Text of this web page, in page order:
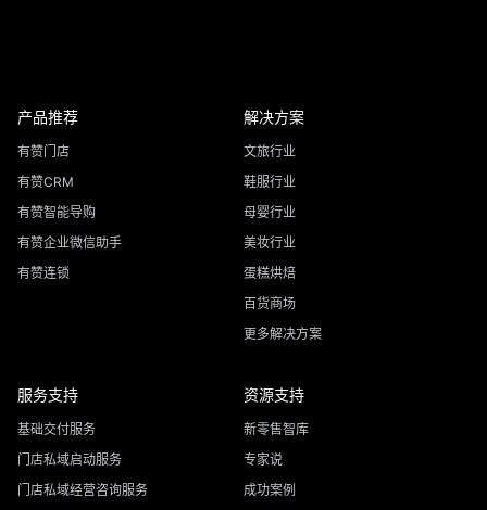
产品推荐
有赞门店
有赞CRM
有赞智能导购
有赞企业微信助手
有赞连锁
解决方案
文旅行业
鞋服行业
母婴行业
美妆行业
蛋糕烘焙
百货商场
更多解决方案
服务支持
基础交付服务
门店私域启动服务
门店私域经营咨询服务
资源支持
新零售智库
专家说
成功案例